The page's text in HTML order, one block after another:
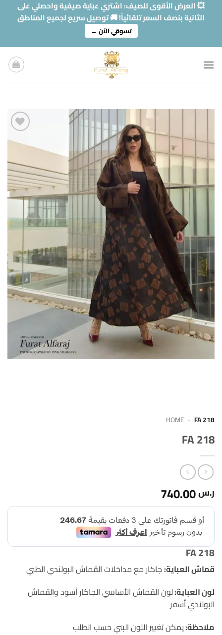
تخطي
للمحتوى
💥 العرض الأقوى للصيف: اشتري عباية صيفية واحصلي على
الثانية بنصف السعر تلقائياً! 🚚 توصيل سريع لجميع المناطق
تسوقي الآن ←
Add to
wishlist
HOME - FA 218
FA 218
ر.س
FA 218
قماش العباية:جاكار مع مداخلات القماش البولندي الطبي
لون العباية:لون القماش الأساسي الجاكار أسود والقماش
البولندي أسفر
ملاحظة:يمكن تغيير اللون البني حسب الطلب